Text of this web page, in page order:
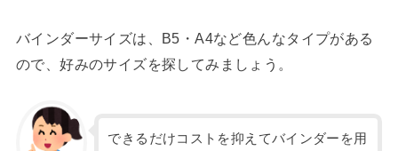
バインダーサイズは、B5・A4など色んなタイプがある
ので、好みのサイズを探してみましょう。
できるだけコストを抑えてバインダーを用